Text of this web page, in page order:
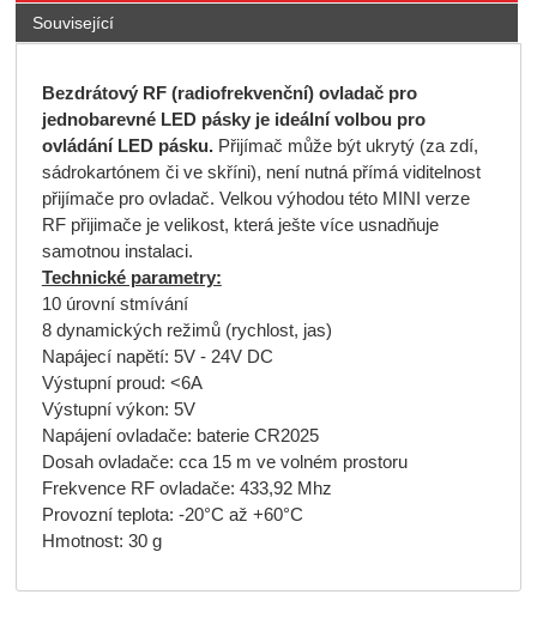
Související
Bezdrátový RF (radiofrekvenční) ovladač pro
jednobarevné LED pásky je ideální volbou pro
ovládání LED pásku.Přijímač může být ukrytý (za zdí,
sádrokartónem či ve skříni), není nutná přímá viditelnost
přijímače pro ovladač. Velkou výhodou této MINI verze
RF přijimače je velikost, která ješte více usnadňuje
samotnou instalaci.
Technické parametry:
10 úrovní stmívání
8 dynamických režimů (rychlost, jas)
Napájecí napětí: 5V - 24V DC
Výstupní proud: <6A
Výstupní výkon: 5V
Napájení ovladače: baterie CR2025
Dosah ovladače: cca 15 m ve volném prostoru
Frekvence RF ovladače: 433,92 Mhz
Provozní teplota: -20°C až +60°C
Hmotnost: 30 g